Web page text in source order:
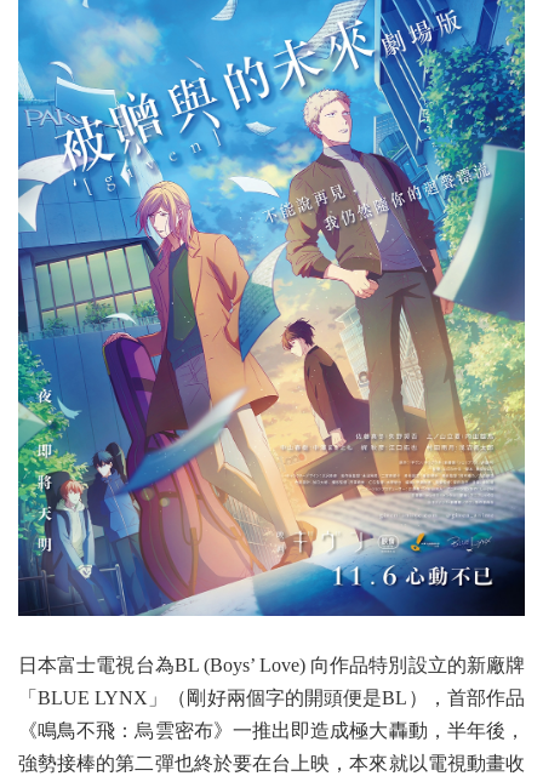
日本富士電視台為BL (Boys’ Love) 向作品特別設立的新廠牌
「BLUE LYNX」（剛好兩個字的開頭便是BL），首部作品
《鳴鳥不飛：烏雲密布》一推出即造成極大轟動，半年後，
強勢接棒的第二彈也終於要在台上映，本來就以電視動畫收